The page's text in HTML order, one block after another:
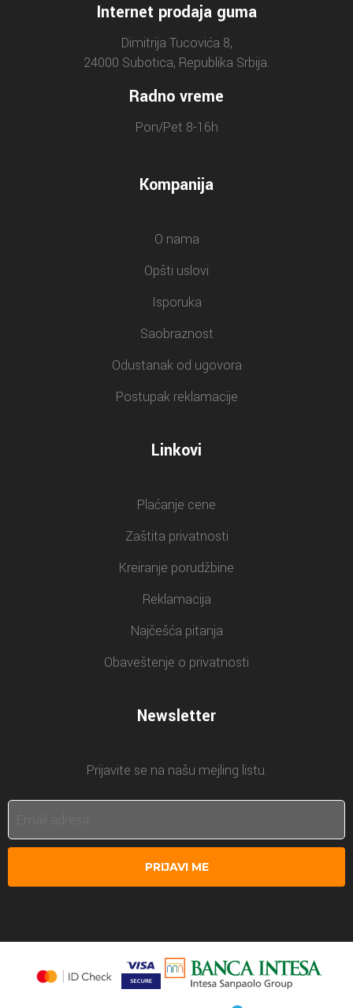
Internet prodaja guma
Dimitrija Tucovića 8,
24000 Subotica, Republika Srbija.
Radno vreme
Pon/Pet 8-16h
Kompanija
O nama
Opšti uslovi
Isporuka
Saobraznost
Odustanak od ugovora
Postupak reklamacije
Linkovi
Plaćanje cene
Zaštita privatnosti
Kreiranje porudžbine
Reklamacija
Najčešća pitanja
Obaveštenje o privatnosti
Newsletter
Prijavite se na našu mejling listu.
PRIJAVI ME